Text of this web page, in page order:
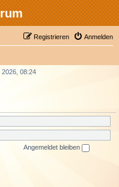
Anmelden
Registrieren
2026, 08:24
Angemeldet bleiben